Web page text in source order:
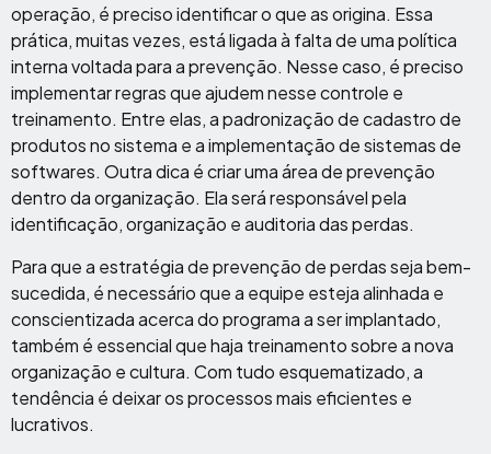
operação, é preciso identificar o que as origina. Essa
prática, muitas vezes, está ligada à falta de uma política
interna voltada para a prevenção. Nesse caso, é preciso
implementar regras que ajudem nesse controle e
treinamento. Entre elas, a padronização de cadastro de
produtos no sistema e a implementação de sistemas de
softwares. Outra dica é criar uma área de prevenção
dentro da organização. Ela será responsável pela
identificação, organização e auditoria das perdas.
Para que a estratégia de prevenção de perdas seja bem-
sucedida, é necessário que a equipe esteja alinhada e
conscientizada acerca do programa a ser implantado,
também é essencial que haja treinamento sobre a nova
organização e cultura. Com tudo esquematizado, a
tendência é deixar os processos mais eficientes e
lucrativos.